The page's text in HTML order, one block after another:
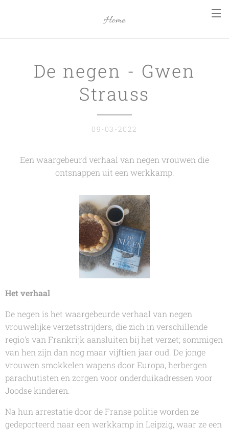
Home
De negen - Gwen
Strauss
09-03-2022
Een waargebeurd verhaal van negen vrouwen die
ontsnappen uit een werkkamp.
Het verhaal
De negen is het waargebeurde verhaal van negen
vrouwelijke verzetsstrijders, die zich in verschillende
regio's van Frankrijk aansluiten bij het verzet; sommigen
van hen zijn dan nog maar vijftien jaar oud. De jonge
vrouwen smokkelen wapens door Europa, herbergen
parachutisten en zorgen voor onderduikadressen voor
Joodse kinderen.
Na hun arrestatie door de Franse politie worden ze
gedeporteerd naar een werkkamp in Leipzig, waar ze een